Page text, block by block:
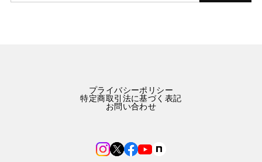
プライバシーポリシー
特定商取引法に基づく表記
お問い合わせ